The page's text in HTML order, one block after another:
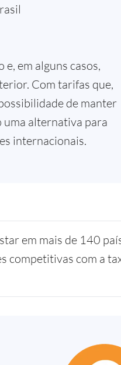
em alguns casos,
Com tarifas que,
de manter
uma alternativa para
internacionais.
em mais de 140
competitivas com a